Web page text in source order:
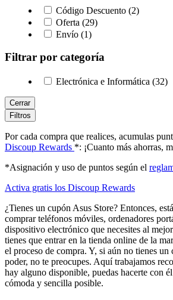
Código Descuento (2)
Oferta (29)
Envío (1)
Filtrar por categoría
Electrónica e Informática (32)
Cerrar
Filtros
Por cada compra que realices, acumulas
Discoup Rewards *: ¡Cuanto más ahorras,
*Asignación y uso de puntos según el
Activa gratis los Discoup Rewards
¿Tienes un cupón Asus Store? Entonces,
comprar teléfonos móviles, ordenadores
dispositivo electrónico que necesites al
tienes que entrar en la tienda online de la
el proceso de compra. Y, si aún no tienes un
poder, no te preocupes. Aquí trabajamos
hay alguno disponible, puedas hacerte con
cómoda y sencilla posible.